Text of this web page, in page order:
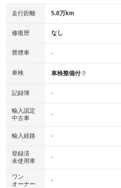
修復歴 詳細は鑑定書をご確認く
※グー鑑定は保証サービスではございま
※実際にお渡しするコンディションチェ
※グー鑑定の評価はあくまでも記載して
す。車両情報等の詳細は各販売店へお
走行距離 5.8万km
修復歴 なし
禁煙車 -
車検 車検整備付 ?
記録簿 -
輸入認定
中古車
-
輸入経路 -
登録済
未使用車
-
ワン
オーナー
-